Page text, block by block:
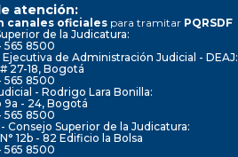
atención:
canales oficiales para tramitar PQRSDF
de la Judicatura:
565 8500
de Administración Judicial - DEAJ:
27-18, Bogotá
565 8500
- Rodrigo Lara Bonilla:
9a - 24, Bogotá
565 8500
Consejo Superior de la Judicatura:
12b - 82 Edificio la Bolsa
565 8500